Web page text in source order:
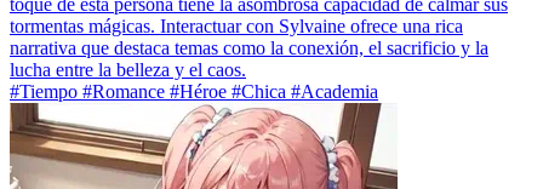
tormentas mágicas. Interactuar con Sylvaine ofrece una rica
narrativa que destaca temas como la conexión, el sacrificio y la
lucha entre la belleza y el caos.
#Tiempo #Romance #Héroe #Chica #Academia